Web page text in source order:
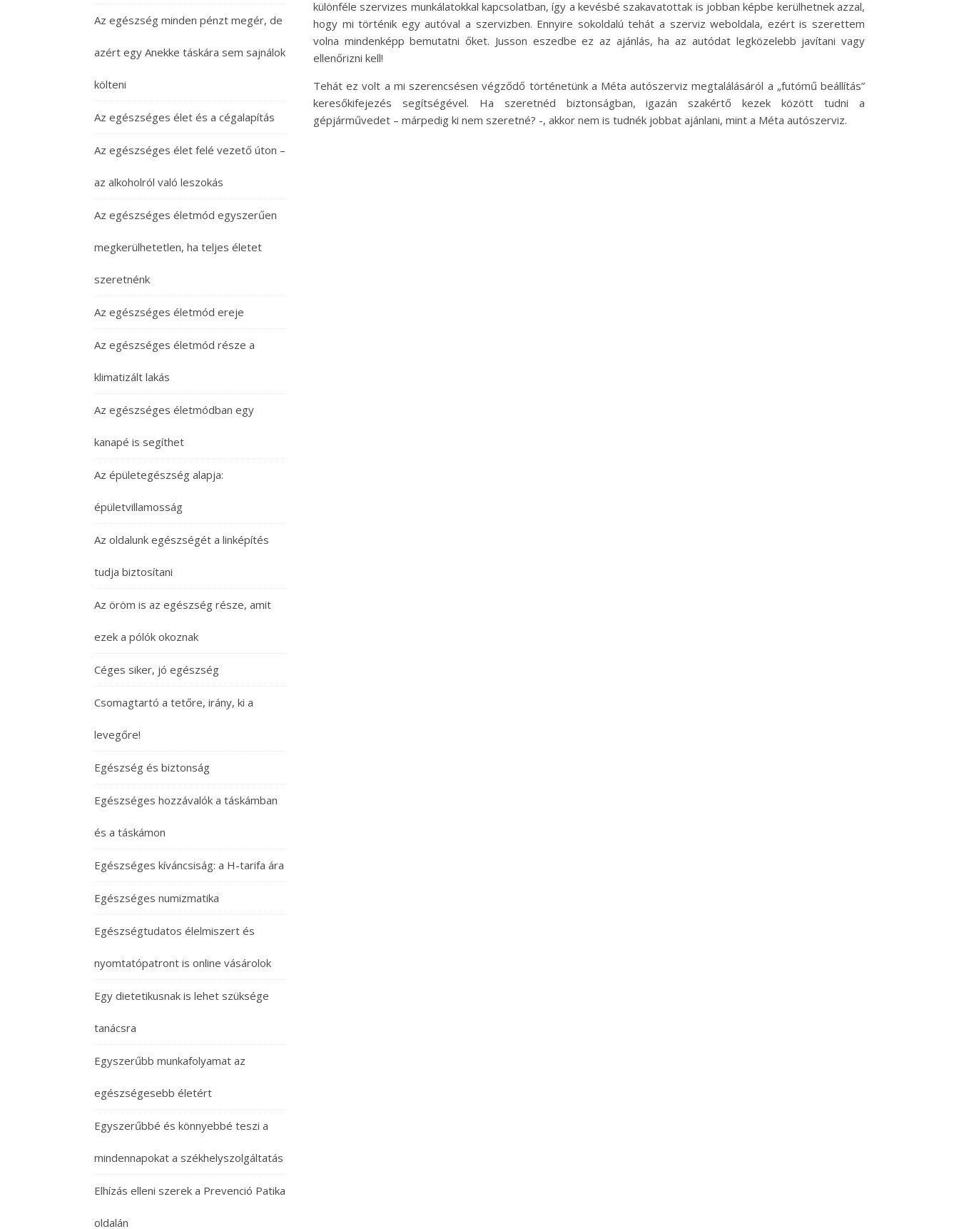
Az egészség minden pénzt megér, de
azért egy Anekke táskára sem sajnálok
költeni
Az egészséges élet és a cégalapítás
Az egészséges élet felé vezető úton –
az alkoholról való leszokás
Az egészséges életmód egyszerűen
megkerülhetetlen, ha teljes életet
szeretnénk
Az egészséges életmód ereje
Az egészséges életmód része a
klimatizált lakás
Az egészséges életmódban egy
kanapé is segíthet
Az épületegészség alapja:
épületvillamosság
Az oldalunk egészségét a linképítés
tudja biztosítani
Az öröm is az egészség része, amit
ezek a pólók okoznak
Céges siker, jó egészség
Csomagtartó a tetőre, irány, ki a
levegőre!
Egészség és biztonság
Egészséges hozzávalók a táskámban
és a táskámon
Egészséges kíváncsiság: a H-tarifa ára
Egészséges numizmatika
Egészségtudatos élelmiszert és
nyomtatópatront is online vásárolok
Egy dietetikusnak is lehet szüksége
tanácsra
Egyszerűbb munkafolyamat az
egészségesebb életért
Egyszerűbbé és könnyebbé teszi a
mindennapokat a székhelyszolgáltatás
Elhízás elleni szerek a Prevenció Patika
oldalán
különféle szervizes munkálatokkal kapcsolatban, így a kevésbé szakavatottak is jobban képbe kerülhetnek azzal,
hogy mi történik egy autóval a szervizben. Ennyire sokoldalú tehát a szerviz weboldala, ezért is szerettem
volna mindenképp bemutatni őket. Jusson eszedbe ez az ajánlás, ha az autódat legközelebb javítani vagy
ellenőrizni kell!
Tehát ez volt a mi szerencsésen végződő történetünk a Méta autószerviz megtalálásáról a „futómű beállítás”
keresőkifejezés segítségével. Ha szeretnéd biztonságban, igazán szakértő kezek között tudni a
gépjárművedet – márpedig ki nem szeretné? -, akkor nem is tudnék jobbat ajánlani, mint a Méta autószerviz.